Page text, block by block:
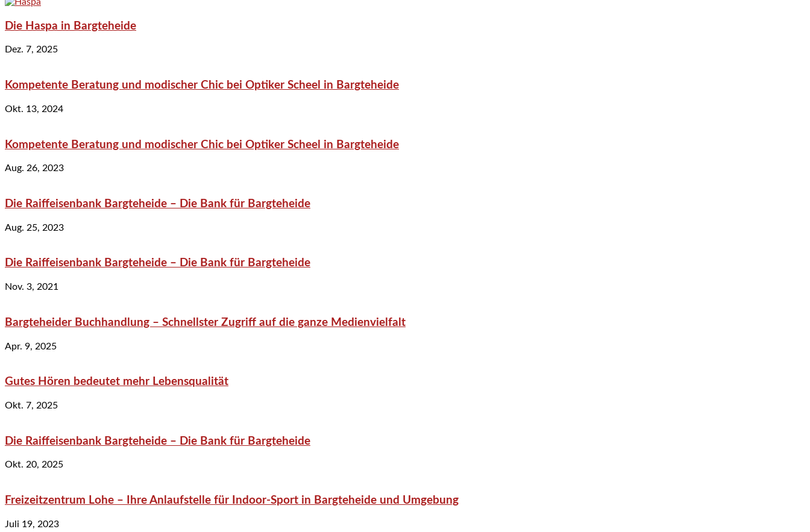
Die Haspa in Bargteheide
Dez. 7, 2025
Kompetente Beratung und modischer Chic bei Optiker Scheel in Bargteheide
Okt. 13, 2024
Kompetente Beratung und modischer Chic bei Optiker Scheel in Bargteheide
Aug. 26, 2023
Die Raiffeisenbank Bargteheide – Die Bank für Bargteheide
Aug. 25, 2023
Die Raiffeisenbank Bargteheide – Die Bank für Bargteheide
Nov. 3, 2021
Bargteheider Buchhandlung – Schnellster Zugriff auf die ganze Medienvielfalt
Apr. 9, 2025
Gutes Hören bedeutet mehr Lebensqualität
Okt. 7, 2025
Die Raiffeisenbank Bargteheide – Die Bank für Bargteheide
Okt. 20, 2025
Freizeitzentrum Lohe – Ihre Anlaufstelle für Indoor-Sport in Bargteheide und Umgebung
Juli 19, 2023